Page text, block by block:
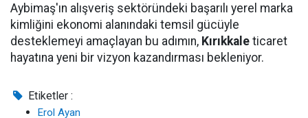
Aybimaş'ın alışveriş sektöründeki başarılı yerel marka
kimliğini ekonomi alanındaki temsil gücüyle
desteklemeyi amaçlayan bu adımın, Kırıkkale ticaret
hayatına yeni bir vizyon kazandırması bekleniyor.
Etiketler :
Erol Ayan